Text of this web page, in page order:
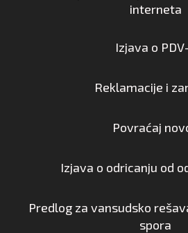
interneta
Izjava o
Reklamacije i
Povraćaj
Izjava o odricanju od
Predlog za vansudsko
spora